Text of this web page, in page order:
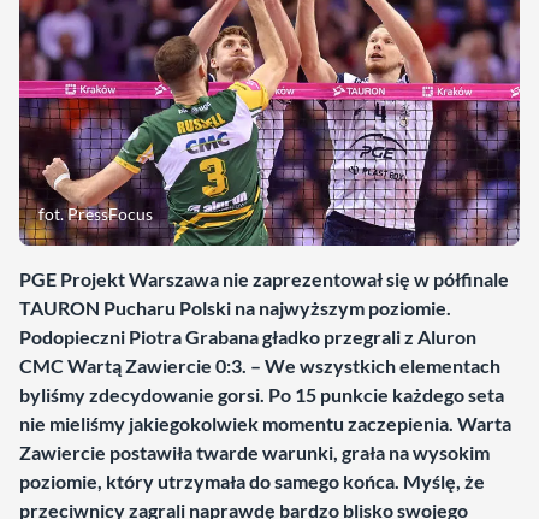
fot. PressFocus
PGE Projekt Warszawa nie zaprezentował się w półfinale
TAURON Pucharu Polski na najwyższym poziomie.
Podopieczni Piotra Grabana gładko przegrali z Aluron
CMC Wartą Zawiercie 0:3. – We wszystkich elementach
byliśmy zdecydowanie gorsi. Po 15 punkcie każdego seta
nie mieliśmy jakiegokolwiek momentu zaczepienia. Warta
Zawiercie postawiła twarde warunki, grała na wysokim
poziomie, który utrzymała do samego końca. Myślę, że
przeciwnicy zagrali naprawdę bardzo blisko swojego